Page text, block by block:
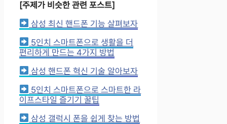
[주제가 비슷한 관련 포스트]
삼성 최신 핸드폰 기능 살펴보자
5인치 스마트폰으로 생활을 더
편리하게 만드는 4가지 방법
삼성 핸드폰 혁신 기술 알아보자
5인치 스마트폰으로 스마트한 라
이프스타일 즐기기 꿀팁
삼성 갤럭시 폰을 쉽게 찾는 방법